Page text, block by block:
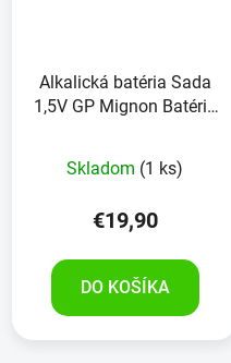
Alkalická batéria Sada
1,5V GP Mignon Batéria
Skladom (1 ks)
€19,90
DO KOŠÍKA